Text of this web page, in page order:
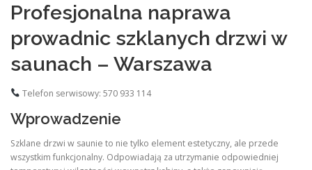
Profesjonalna naprawa
prowadnic szklanych drzwi w
saunach – Warszawa
Telefon serwisowy: 570 933 114
Wprowadzenie
Szklane drzwi w saunie to nie tylko element estetyczny, ale przede
wszystkim funkcjonalny. Odpowiadają za utrzymanie odpowiedniej